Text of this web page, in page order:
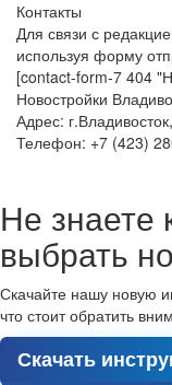
Контакты
Для связи с
используя форму
[contact-form-7 404
Новостройки
Адрес:
Телефон: +7 (423)
Не знаете
выбрать
Скачайте нашу новую
что стоит обратить
Скачать